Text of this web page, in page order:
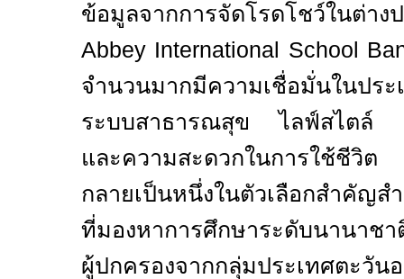
ข้อมูลจากการจัดโรดโชว์ในต่า
Abbey International School
จำนวนมากมีความเชื่อมั่นในปร
ระบบสาธารณสุข ไลฟ์สไตล์
และความสะดวกในการใช้ชีวิ
กลายเป็นหนึ่งในตัวเลือกสำคัญ
ที่มองหาการศึกษาระดับนานาช
ผู้ปกครองจากกลุ่มประเทศตะวัน